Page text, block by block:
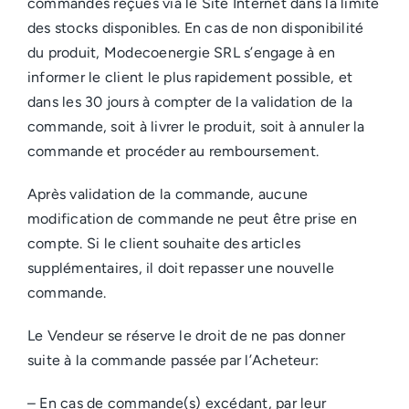
commandes reçues via le Site Internet dans la limite
des stocks disponibles. En cas de non disponibilité
du produit, Modecoenergie SRL s’engage à en
informer le client le plus rapidement possible, et
dans les 30 jours à compter de la validation de la
commande, soit à livrer le produit, soit à annuler la
commande et procéder au remboursement.
Après validation de la commande, aucune
modification de commande ne peut être prise en
compte. Si le client souhaite des articles
supplémentaires, il doit repasser une nouvelle
commande.
Le Vendeur se réserve le droit de ne pas donner
suite à la commande passée par l’Acheteur:
– En cas de commande(s) excédant, par leur